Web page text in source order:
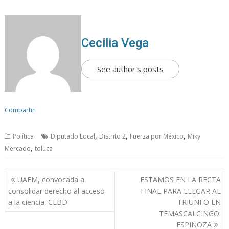
Cecilia Vega
See author's posts
Compartir
Política Diputado Local, Distrito 2, Fuerza por México, Miky
Mercado,toluca
N
a
v
UAEM, convocada a
consolidar derecho al acceso
a la ciencia: CEBD
ESTAMOS EN LA RECTA
FINAL PARA LLEGAR AL
TRIUNFO EN
TEMASCALCINGO:
ESPINOZA